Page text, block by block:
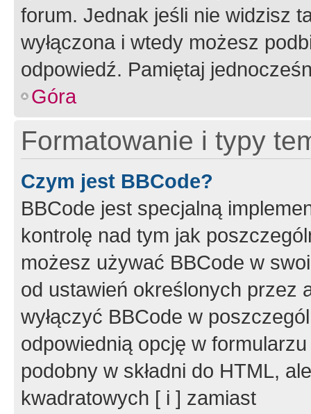
forum. Jednak jeśli nie widzisz
wyłączona i wtedy możesz
odpowiedź. Pamiętaj
Góra
Formatowanie i typy
Czym jest BBCode?
BBCode jest specjalną
kontrolę nad tym jak
możesz używać BBCode w
od ustawień określonych przez
wyłączyć BBCode w
odpowiednią opcję w
podobny w składni do HTML,
kwadratowych [ i ] zamiast